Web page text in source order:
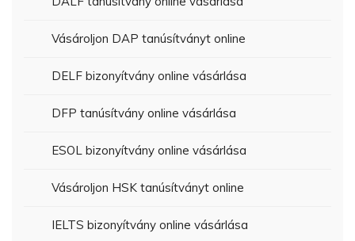
Vásároljon DAP tanúsítványt online
DELF bizonyítvány online vásárlása
DFP tanúsítvány online vásárlása
ESOL bizonyítvány online vásárlása
Vásároljon HSK tanúsítványt online
IELTS bizonyítvány online vásárlása